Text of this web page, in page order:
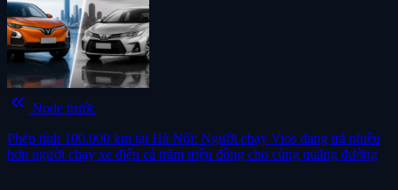
keyboard_double_arrow_left Node trước
Phép tính 100.000 km tại Hà Nội: Người chạy Vios đang trả nhiều
hơn người chạy xe điện cả trăm triệu đồng cho cùng quãng đường